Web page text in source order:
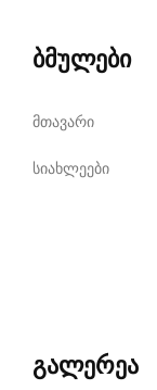
ბმულები
მთავარი
სიახლეები
გალერეა